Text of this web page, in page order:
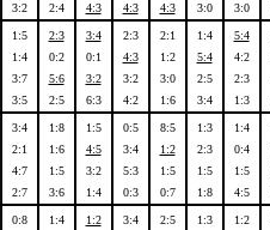
3:2
2:4
4:3
4:3
4:3
3:0
3:0
1:5
1:4
3:7
3:5
2:3
0:2
5:6
2:5
3:4
0:1
3:2
6:3
2:3
4:3
3:2
4:2
2:1
1:2
3:0
1:6
1:4
5:4
2:5
3:4
5:4
4:2
2:3
1:3
3:4
2:1
4:7
2:7
1:8
1:6
1:5
3:6
1:5
4:5
3:2
1:4
0:5
3:4
5:3
0:3
8:5
1:2
1:5
0:7
1:3
2:3
1:5
1:8
1:4
0:4
1:5
4:5
0:8
1:4
1:2
3:4
2:5
1:3
1:2